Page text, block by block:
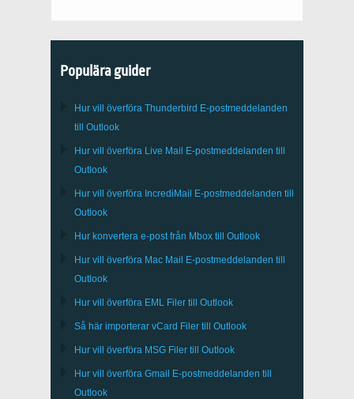
Populära guider
Hur vill överföra Thunderbird E-postmeddelanden
till Outlook
Hur vill överföra Live Mail E-postmeddelanden till
Outlook
Hur vill överföra IncrediMail E-postmeddelanden till
Outlook
Hur konvertera e-post från Mbox till Outlook
Hur vill överföra Mac Mail E-postmeddelanden till
Outlook
Hur vill överföra EML Filer till Outlook
Så här importerar vCard Filer till Outlook
Hur vill överföra MSG Filer till Outlook
Hur vill överföra Gmail E-postmeddelanden till
Outlook